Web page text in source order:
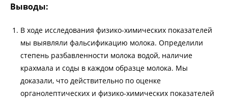
Выводы:
В ходе исследования физико-химических показателей
мы выявляли фальсификацию молока. Определили
степень разбавленности молока водой, наличие
крахмала и соды в каждом образце молока. Мы
доказали, что действительно по оценке
органолептических и физико-химических показателей